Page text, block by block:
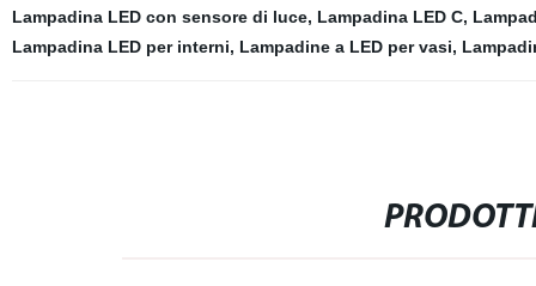
Lampadina LED con sensore di luce, Lampadina LED C,
Lampadina LED per interni, Lampadine a LED per vasi,